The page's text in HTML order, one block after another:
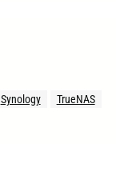
Synology TrueNAS